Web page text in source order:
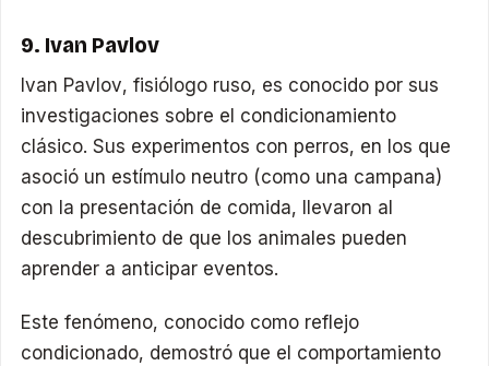
9. Ivan Pavlov
Ivan Pavlov, fisiólogo ruso, es conocido por sus
investigaciones sobre el condicionamiento
clásico. Sus experimentos con perros, en los que
asoció un estímulo neutro (como una campana)
con la presentación de comida, llevaron al
descubrimiento de que los animales pueden
aprender a anticipar eventos.
Este fenómeno, conocido como reflejo
condicionado, demostró que el comportamiento